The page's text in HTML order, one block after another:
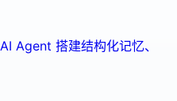
Agent 搭建结构化记忆、